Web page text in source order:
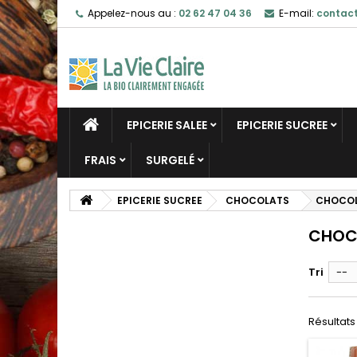
Appelez-nous au : 02 62 47 04 36 E-mail:
EPICERIE SALEE EPICERIE SUCREE
FRAIS SURGELÉ
EPICERIE SUCREE CHOCOLATS
Tri --
Résultats